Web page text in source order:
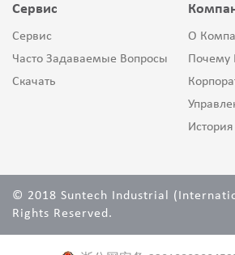
Сервис
Сервис
Часто Задаваемые Вопросы
Скачать
О
© 2018 Suntech Industrial
Rights Reserved.